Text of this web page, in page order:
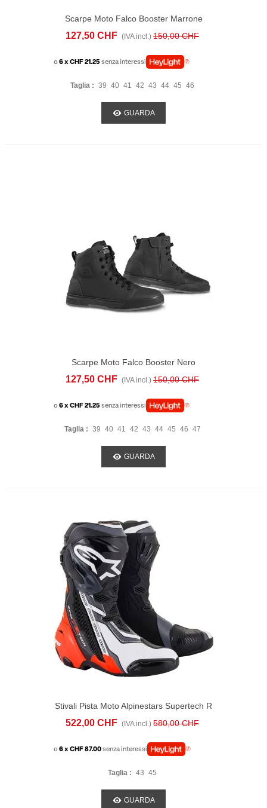
Scarpe Moto Falco Booster Marrone
127,50 CHF (IVA incl.) 150,00 CHF
o6 x CHF 21.25senza interessi
Taglia : 39 40 41 42 43 44 45 46
GUARDA
Scarpe Moto Falco Booster Nero
127,50 CHF (IVA incl.) 150,00 CHF
o6 x CHF 21.25senza interessi
Taglia : 39 40 41 42 43 44 45 46 47
GUARDA
Stivali Pista Moto Alpinestars Supertech R
Rosso Grigio
522,00 CHF (IVA incl.) 580,00 CHF
o6 x CHF 87.00senza interessi
Taglia : 43 45
GUARDA